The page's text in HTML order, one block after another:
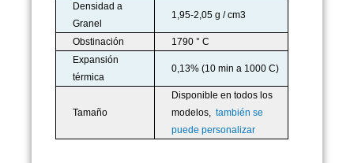
Densidad a
Granel
1,95-2,05 g / cm3
Obstinación
1790 ° C
Expansión
térmica
0,13% (10 min a 1000 C)
Tamaño
Disponible en todos los
modelos,también se
puede personalizar